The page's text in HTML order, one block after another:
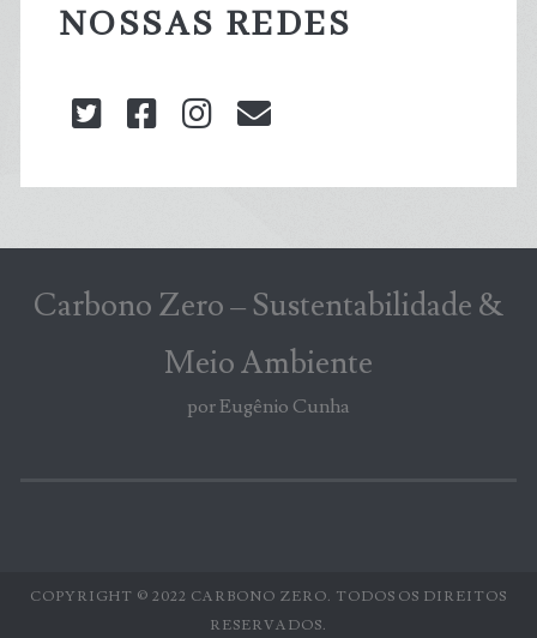
NOSSAS REDES
twitterfacebookinstagram
Carbono Zero – Sustentabilidade &
Meio Ambiente
por Eugênio Cunha
COPYRIGHT © 2022 CARBONO ZERO. TODOS OS DIREITOS
RESERVADOS.